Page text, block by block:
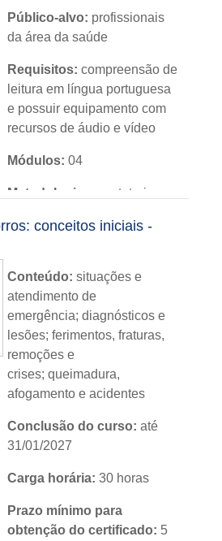
Público-alvo: profissionais
da área da saúde
Requisitos:compreensão de
leitura em língua portuguesa
e possuir equipamento com
recursos de áudio e vídeo
Módulos: 04
Metodologia: sem tutoria
Instituição:IFRS
Idioma:português
conceitos iniciais -
Conteúdo:situações e
atendimento de
emergência; diagnósticos e
lesões; ferimentos, fraturas,
remoções e
crises; queimadura,
afogamento e acidentes
Conclusão do curso: até
31/01/2027
Carga horária: 30 horas
Prazo mínimo para
obtenção do certificado: 5